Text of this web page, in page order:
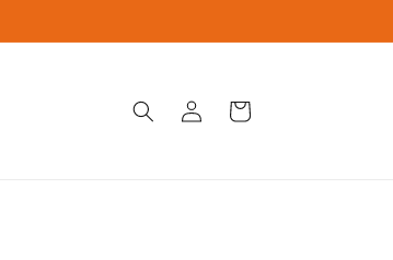
Connexion Panier